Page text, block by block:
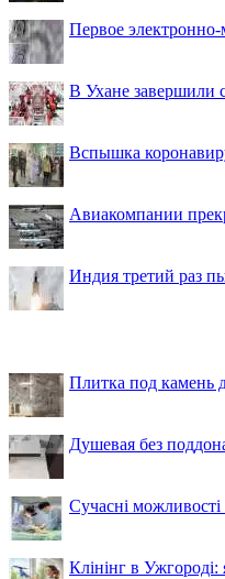
Первое
В Ухане завершили
Вспышка
Авиакомпании
Индия третий раз
Плитка под камень
Душевая без
Сучасні можливості
Клінінг в